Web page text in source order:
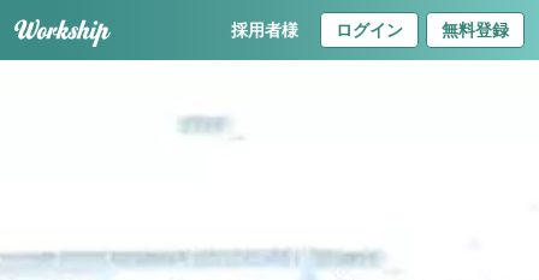
採用者様 ログイン 無料登録